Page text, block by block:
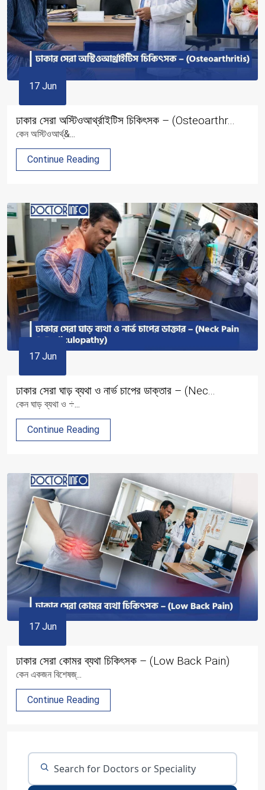
17 Jun
ঢাকার সেরা অস্টিওআর্থ্রাইটিস চিকিৎসক – (Osteoarthr...
কেন অস্টিওআর্থ্&...
Continue Reading
17 Jun
ঢাকার সেরা ঘাড় ব্যথা ও নার্ভ চাপের ডাক্তার – (Nec...
কেন ঘাড় ব্যথা ও ÷...
Continue Reading
17 Jun
ঢাকার সেরা কোমর ব্যথা চিকিৎসক – (Low Back Pain)
কেন একজন বিশেষজ্...
Continue Reading